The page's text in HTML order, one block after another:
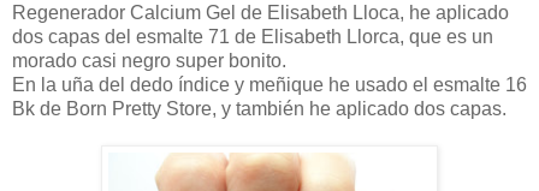
Regenerador Calcium Gel de Elisabeth Lloca, he aplicado
dos capas del esmalte 71 de Elisabeth Llorca, que es un
morado casi negro super bonito.
En la uña del dedo índice y meñique he usado el esmalte 16
Bk de Born Pretty Store, y también he aplicado dos capas.